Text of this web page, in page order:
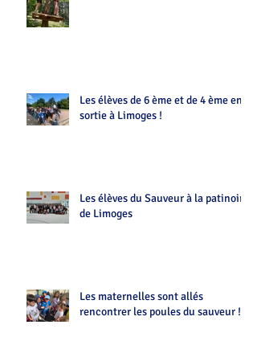
Les élèves de 6 ème et de 4 ème en
sortie à Limoges !
Les élèves du Sauveur à la patinoire
de Limoges
Les maternelles sont allés
rencontrer les poules du sauveur !!